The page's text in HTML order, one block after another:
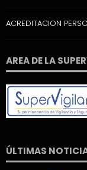
ACREDITACION
AREA DE LA
ÚLTIMAS